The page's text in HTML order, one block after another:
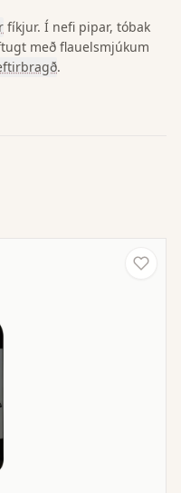
fíkjur. Í nefi pipar, tóbak
með flauelsmjúkum
.